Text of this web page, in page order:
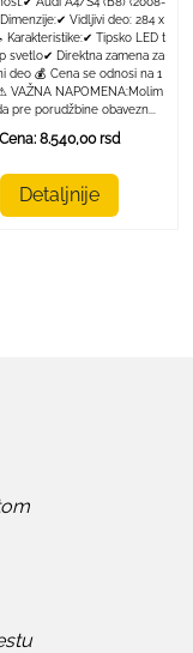
Dimenzije:✔ Vidljivi deo: 284 x
Karakteristike:✔ Tipsko LED t
svetlo✔ Direktna zamena za
deo 💰 Cena se odnosi na 1
VAŽNA NAPOMENA:Molim
pre porudžbine obavezn...
Cena: 8.540,00 rsd
Detaljnije